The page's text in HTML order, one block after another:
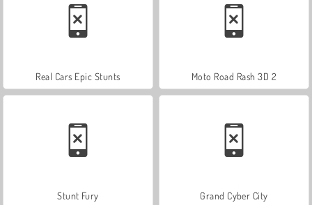
Real Cars Epic Stunts Moto Road Rash 3D 2
Stunt Fury Grand Cyber City